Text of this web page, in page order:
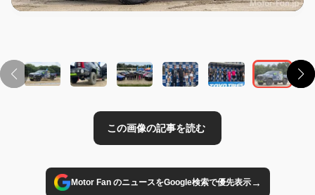
Motor Fan のニュースをGoogle検索で優先表示→